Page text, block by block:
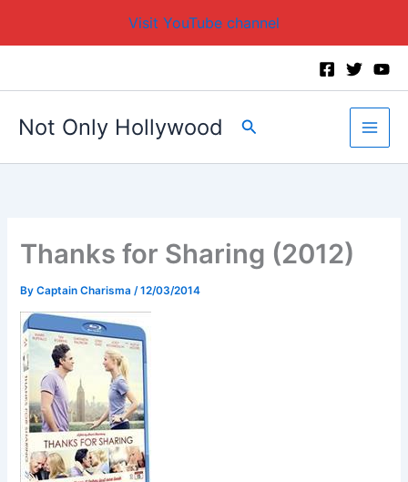
Visit YouTube channel
Not Only Hollywood Search
Thanks for Sharing (2012)
ByCaptain Charisma /12/03/2014